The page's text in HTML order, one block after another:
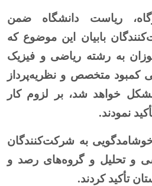
ریاست دانشگاه ضمن
بابیان این موضوع که
به رشته ریاضی و فیزیک
کمبود متخصص و نظریه‌پرداز
خواهد شد، بر لزوم کار
نمودند.
به شرکت‌کنندگان
و تحلیل و گروه‌های رصد و
تأکید کردند.